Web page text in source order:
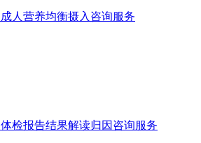
成人营养均衡摄入咨询服务
体检报告结果解读归因咨询服务